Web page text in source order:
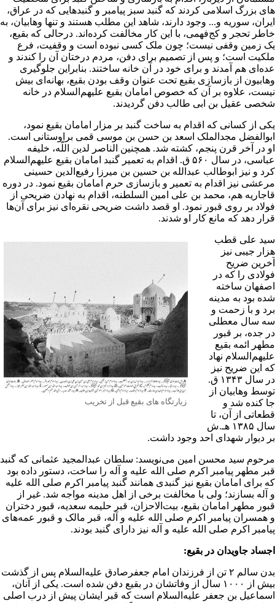
بزرگ اسلامى کردند که گنبد سبز پیامبر و گنبدهایى که در
عراق،
،سوریهو... وجود دارند، شاهد این مطلب هستند و تنهاوهابیان، به
تحجر و کج‌فهمى، با این کار مخالفت کرده‌اند. درحالی که بقیع،
زمینوقفى نیست؛ چون ملک کسى نبوده است و وقفیت، فرع
است؛ و پس از تصمیم براى دفن، مردم درختان آن را کندند و
هم آمدند و براى خود در آن خانه ساختند. بنابراین جلوگیرى
از بازسازى بقیع تحت عنوان وقف بودن بقیع، بهانه‌اى بیش
علاوه بر آن که خصوصامامانبقیع علیهم‌السلام در خانه
عقیل بن ابى طالبدفن گردیدند.
از کسانى که اقدام به ساخت گنبد بر مزار امامان بقیع نمود،
مجدالملکاسعد بن حسن بن موسى قمى براوستانى است.
در آخر قرن پنجم، کشته شد. همچنینالناصر لدین اللّه، خلیفه
، در سال ۵۶۰ ق. اقدام به تعمیر گنبد امامان بقیع علیهم‌السلام
و نیز ابوطالب عبدالله بن حسین بن میرزا رفیع‌الدین حسینى
نیز اقدام به تعمیر و بازسازى حرم امامان بقیع نمود. در دوره
هم، محمد بن على امین السلطنه، اقدام به نهادنضریحى از
بر روى قبور نمود. او قصد داشت ضریحى نقره‌اى نیز براى آن‌ها
دهد که مانع کار او شدند.
زیارتگاه های بقیع قبل از تخریب
على قطب
جیبى نیز
ضریح
را که در
ساخته
بود بهمدینه
و با زحمت و
سال معطلى
جده، بر قبور
ائمه بقیع
نهاد
این ضریح نیز
در سال ۱۳۴۳ ق.
وهابیاناز
کنده شد و
از آن، تا
سال ۱۳۸۵ هـ.ش
دیوار شهداىاحدوجود داشت.
سید محسن امینمى‌نویسد: سلطان عبدالمجید عثمانى که گنبد
مطهر پیامبر اکرم صلى ‌الله ‌علیه ‌و آله را ساخت، دستور داده بود
براى امامان بقیع نیز گنبدى همانند گنبد پیامبر اکرم صلى ‌الله ‌علیه
آله بسازند؛ ولى با مخالفت برخى از اهل مدینه مواجه شد. غیر از
مطهر امامان بقیع،بیت‌الاحزان، قبر حلیمه سعدیه، قبور دختران
همسران پیامبر اکرم صلى ‌الله ‌علیه ‌و آله، قبر مالک و قبور عمه‌هاى
اکرم صلى ‌الله ‌علیه ‌و آله نیز داراى گنبد بودند.
جاویدان در بقیع:
سالم ۲ تن از فرزندان امام جعفرصادقعلیه‌السلام پس از گذشت
بیش از ۱۰۰۰ سال از وفاتشان در بقیع دفن شده است. یکى از آنان،
بن جعفر علیه‌السلام است که قبر ایشان پیش از درب اصلى